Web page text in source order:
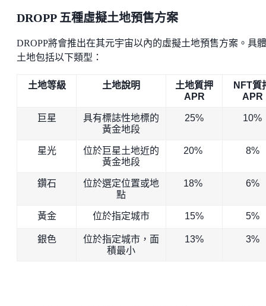
DROPP 五種虛擬土地預售方案
DROPP將會推出在其元宇宙以內的虛擬土地預售方案。具
土地包括以下類型：
土地等級 土地說明
土地質押
APR
NFT質
APR
巨星
具有標誌性地標的
黃金地段
25% 10%
星光
位於巨星土地近的
黃金地段
20% 8%
鑽石
位於選定位置或地
點
18% 6%
黃金 位於指定城市 15% 5%
銀色
位於指定城市，面
積最小
13% 3%